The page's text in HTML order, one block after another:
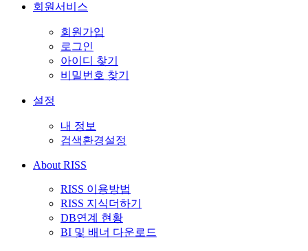
회원서비스
회원가입
로그인
아이디 찾기
비밀번호 찾기
설정
내 정보
검색환경설정
About RISS
RISS 이용방법
RISS 지식더하기
DB연계 현황
BI 및 배너 다운로드